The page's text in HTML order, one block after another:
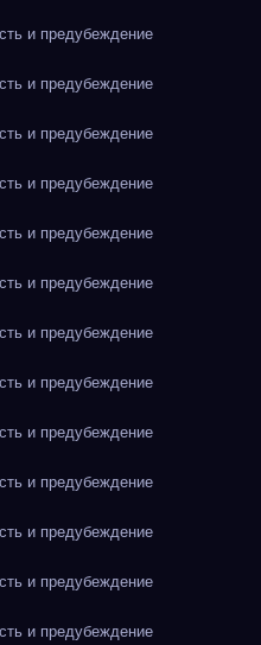
и предубеждение
и предубеждение
и предубеждение
и предубеждение
и предубеждение
и предубеждение
и предубеждение
и предубеждение
и предубеждение
и предубеждение
и предубеждение
и предубеждение
и предубеждение